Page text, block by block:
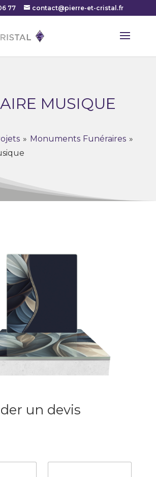
77 contact@pierre-et-cristal.fr
MUSIQUE
» Monuments Funéraires »
un devis